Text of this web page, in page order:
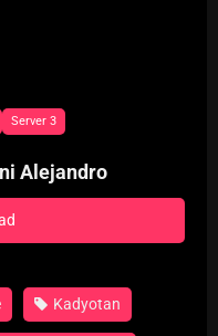
Server 3
Alejandro
Kadyotan